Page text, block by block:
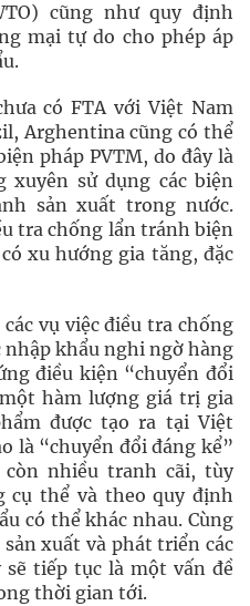
cũng như quy định
mại tự do cho phép áp
có FTA với Việt Nam
Arghentina cũng có thể
pháp PVTM, do đây là
sử dụng các biện
sản xuất trong nước.
tra chống lẩn tránh biện
xu hướng gia tăng, đặc
vụ việc điều tra chống
khẩu nghi ngờ hàng
điều kiện “chuyển đổi
hàm lượng giá trị gia
được tạo ra tại Việt
là “chuyển đổi đáng kể”
nhiều tranh cãi, tùy
cụ thể và theo quy định
có thể khác nhau. Cùng
xuất và phát triển các
tiếp tục là một vấn đề
thời gian tới.